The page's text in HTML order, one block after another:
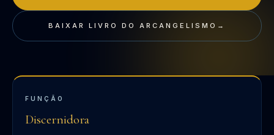
BAIXAR LIVRO DO ARCANGELISMO →
FUNÇÃO
Discernidora